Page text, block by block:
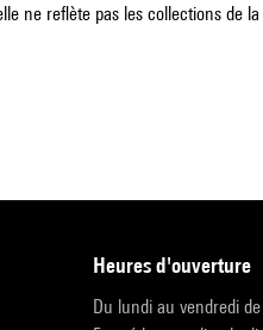
ne reflète pas les collections de
heures d'ouverture
Du lundi au vendredi